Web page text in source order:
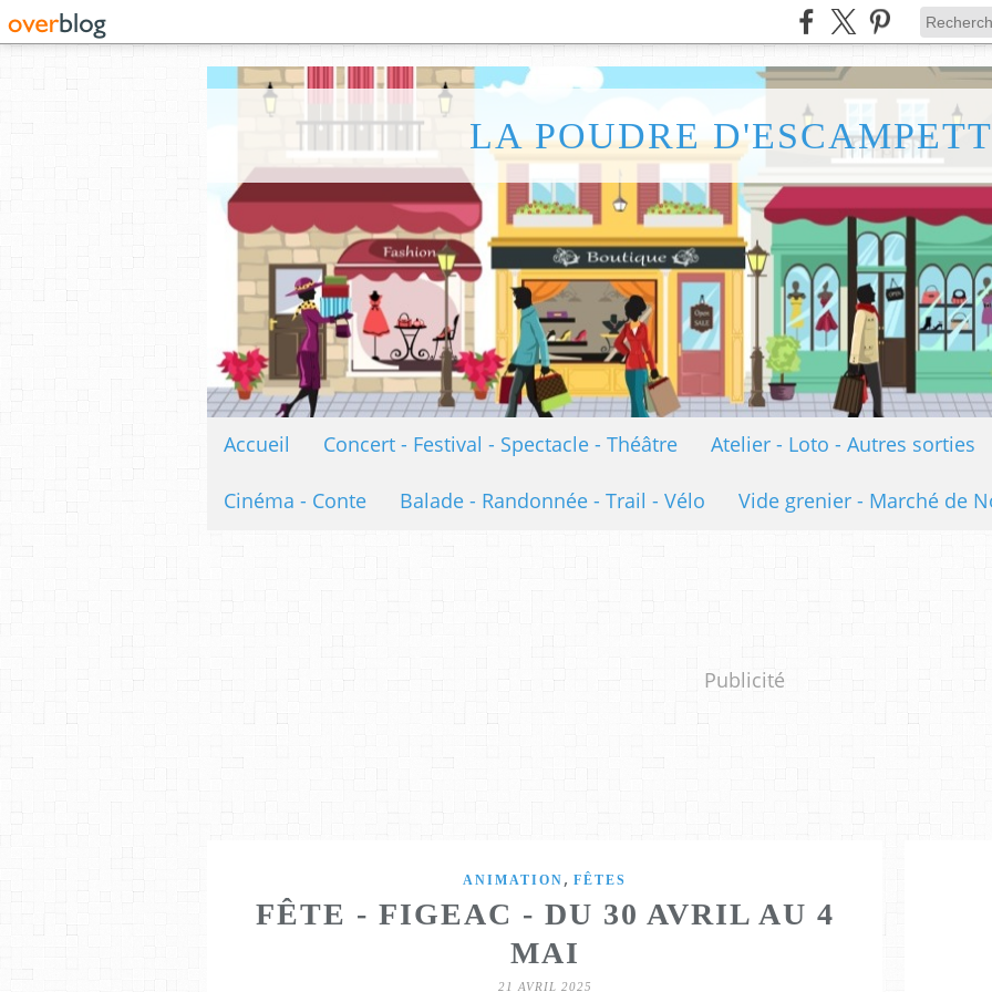
LA POUDRE
Accueil Concert - Festival - Spectacle - Théâtre Atelier - Loto - Autres sorties
Cinéma - Conte Balade - Randonnée - Trail - Vélo Vide grenier - Marché de
Publicité
ANIMATION , FÊTES
FÊTE - FIGEAC - DU 30 AVRIL AU 4
MAI
21 AVRIL 2025